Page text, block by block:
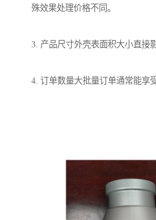
殊效果处理价格不同。
3. 产品尺寸外壳表面积大小直接
4. 订单数量大批量订单通常能享